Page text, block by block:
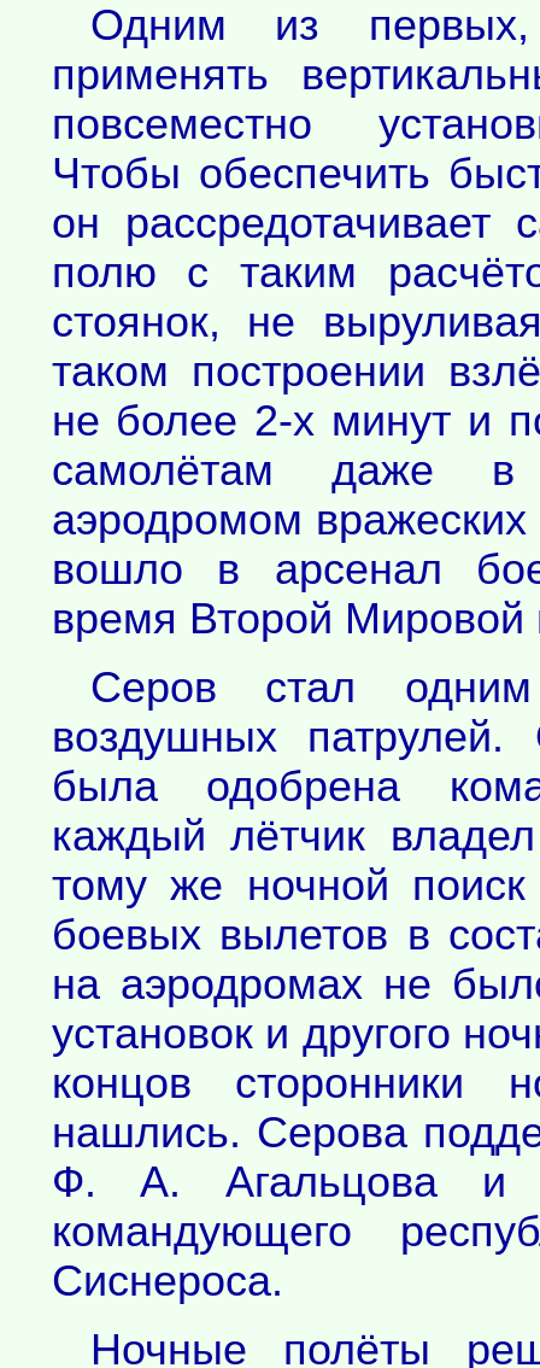
Одним из
применять
повсеместно
Чтобы обеспечить
он
полю с таким
стоянок, не
таком построении
не более 2-х минут и
самолётам даже
аэродромом
вошло в арсенал
время Второй Мировой
Серов стал
воздушных
была одобрена
каждый лётчик
тому же ночной
боевых вылетов в
на аэродромах не
установок и другого
концов
нашлись. Серова
Ф. А. Агальцова и
командующего
Сиснероса.
Ночные полёты